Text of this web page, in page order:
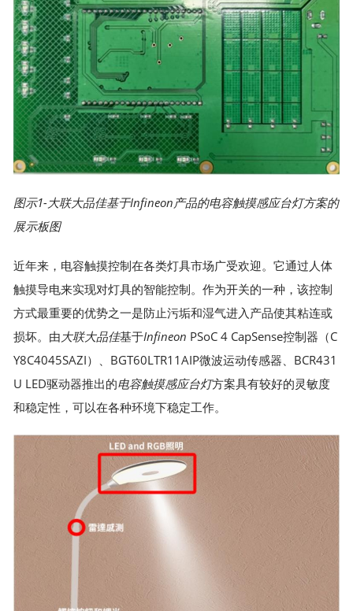
图示1- 大联大品佳基于Infineon产品的电容触摸感应台灯方案的
展示板图
近年来，电容触摸控制在各类灯具市场广受欢迎。它通过人体
触摸导电来实现对灯具的智能控制。作为开关的一种，该控制
方式最重要的优势之一是防止污垢和湿气进入产品使其粘连或
损坏。由 大联大品佳基于Infineon PSoC 4 CapSense控制器（C
Y8C4045SAZI）、BGT60LTR11AIP微波运动传感器、BCR431
U LED驱动器推出的电容触摸感应台灯方案具有较好的灵敏度
和稳定性，可以在各种环境下稳定工作。